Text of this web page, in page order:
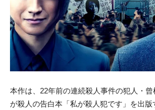
本作は、22年前の連続殺人事件の犯人・曾
が殺人の告白本「私が殺人犯です」を出